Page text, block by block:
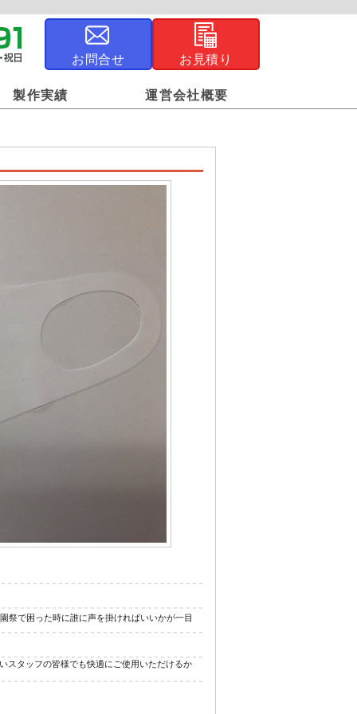
お問合せ お見積り
ナル風呂敷
製作実績 運営会社概要
祭で困った時に誰に声を掛ければいいかが一目
スタッフの皆様でも快適にご使用いただけるか